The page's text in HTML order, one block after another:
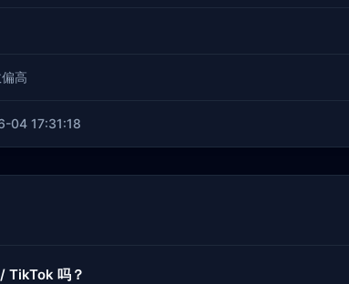
高
04 17:31:18
TikTok 吗？